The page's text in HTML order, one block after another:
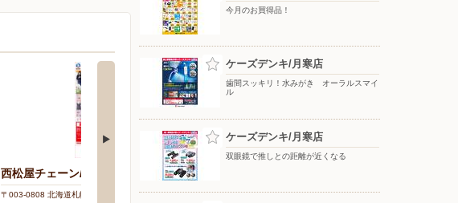
西松屋チェーン/札幌白石店
〒003-0808 北海道札幌市白石区菊水8条4-2-15 〒065-0030 北海道札幌市東区北三十条東19-2-15
今月のお買得品！
ケーズデンキ/月寒店
歯間スッキリ！水みがき オーラルスマイ
ル
ケーズデンキ/月寒店
双眼鏡で推しとの距離が近くなる